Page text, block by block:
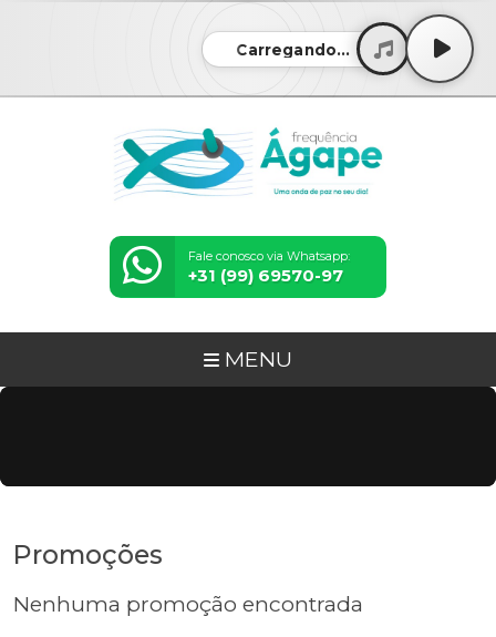
Carregando...
Fale conosco via Whatsapp:
+31 (99) 69570-97
MENU
Promoções
Nenhuma promoção encontrada